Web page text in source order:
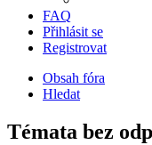
FAQ
Přihlásit se
Registrovat
Obsah fóra
Hledat
Témata bez